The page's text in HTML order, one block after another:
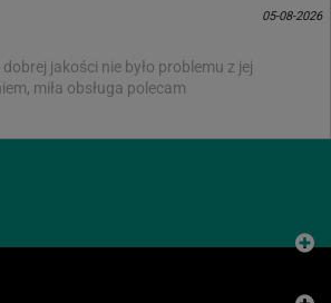
05-08-2026
jakości nie było problemu z jej
miła obsługa polecam